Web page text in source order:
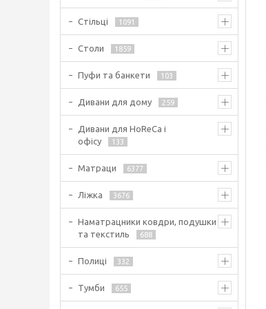
Стільці 1091
Столи 1859
Пуфи та банкети 103
Дивани для дому 259
Дивани для HoReCa і
офісу
133
Матраци 6377
Ліжка 3676
Наматрацники ковдри, подушки
та текстиль
688
Полиці 332
Тумби 655